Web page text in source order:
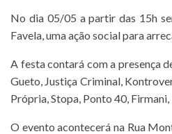
No dia 05/05 a partir das 15h
Favela, uma ação social para
A festa contará com a presença
Gueto, Justiça Criminal,
Própria, Stopa, Ponto 40,
O evento acontecerá na Rua